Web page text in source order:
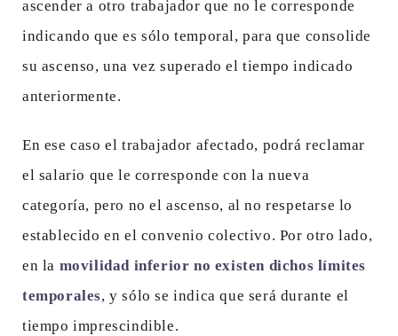
ascender a otro trabajador que no le corresponde
indicando que es sólo temporal, para que consolide
su ascenso, una vez superado el tiempo indicado
anteriormente.
En ese caso el trabajador afectado, podrá reclamar
el salario que le corresponde con la nueva
categoría, pero no el ascenso, al no respetarse lo
establecido en el convenio colectivo. Por otro lado,
en la movilidad inferior no existen dichos límites
temporales, y sólo se indica que será durante el
tiempo imprescindible.